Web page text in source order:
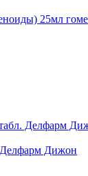
25мл
Дижон